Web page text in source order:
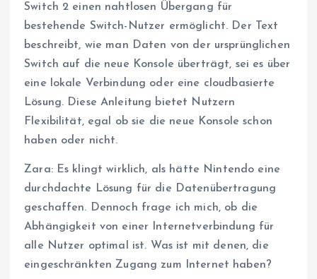
Switch 2 einen nahtlosen Übergang für
bestehende Switch-Nutzer ermöglicht. Der Text
beschreibt, wie man Daten von der ursprünglichen
Switch auf die neue Konsole überträgt, sei es über
eine lokale Verbindung oder eine cloudbasierte
Lösung. Diese Anleitung bietet Nutzern
Flexibilität, egal ob sie die neue Konsole schon
haben oder nicht.
Zara: Es klingt wirklich, als hätte Nintendo eine
durchdachte Lösung für die Datenübertragung
geschaffen. Dennoch frage ich mich, ob die
Abhängigkeit von einer Internetverbindung für
alle Nutzer optimal ist. Was ist mit denen, die
eingeschränkten Zugang zum Internet haben?